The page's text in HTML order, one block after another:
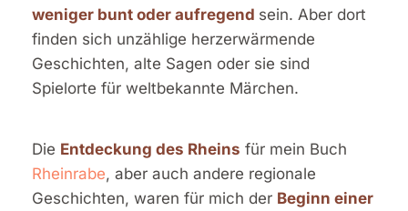
weniger bunt oder aufregend sein. Aber dort
finden sich unzählige herzerwärmende
Geschichten, alte Sagen oder sie sind
Spielorte für weltbekannte Märchen.
Die Entdeckung des Rheins für mein Buch
Rheinrabe, aber auch andere regionale
Geschichten, waren für mich der Beginn einer